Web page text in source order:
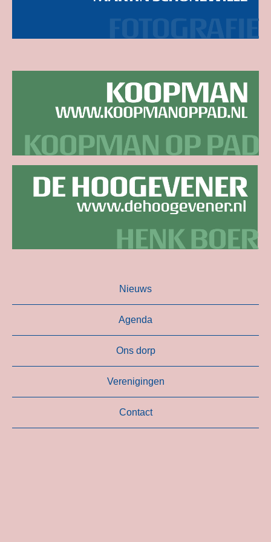
Nieuws
Agenda
Ons dorp
Verenigingen
Contact